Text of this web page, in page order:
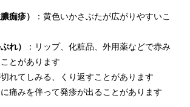
痂疹）
：黄色いかさぶたが広がりやすいこ
れ）
：リップ、化粧品、外用薬などで赤み
とがあります
切れてしみる、くり返すことがあります
に痛みを伴って発疹が出ることがあります